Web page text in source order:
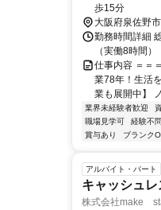
歩15分
大阪府泉佐野市
勤務時間詳細
（実働8時間
仕事内容 ＝＝
業78年！生活
業も展開中】
業界未経験者歓迎
職場見学可
経験不問
賞与あり
ブランク
アルバイト・パート
キャッシュ
株式会社make